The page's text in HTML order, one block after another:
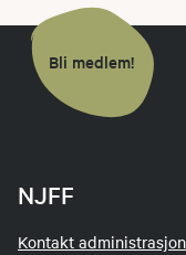
Bli medlem!
NJFF
Kontakt